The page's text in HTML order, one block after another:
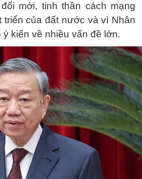
mới, tinh thần cách mạng
triển của đất nước và vì Nhân
ý kiến về nhiều vấn đề lớn.